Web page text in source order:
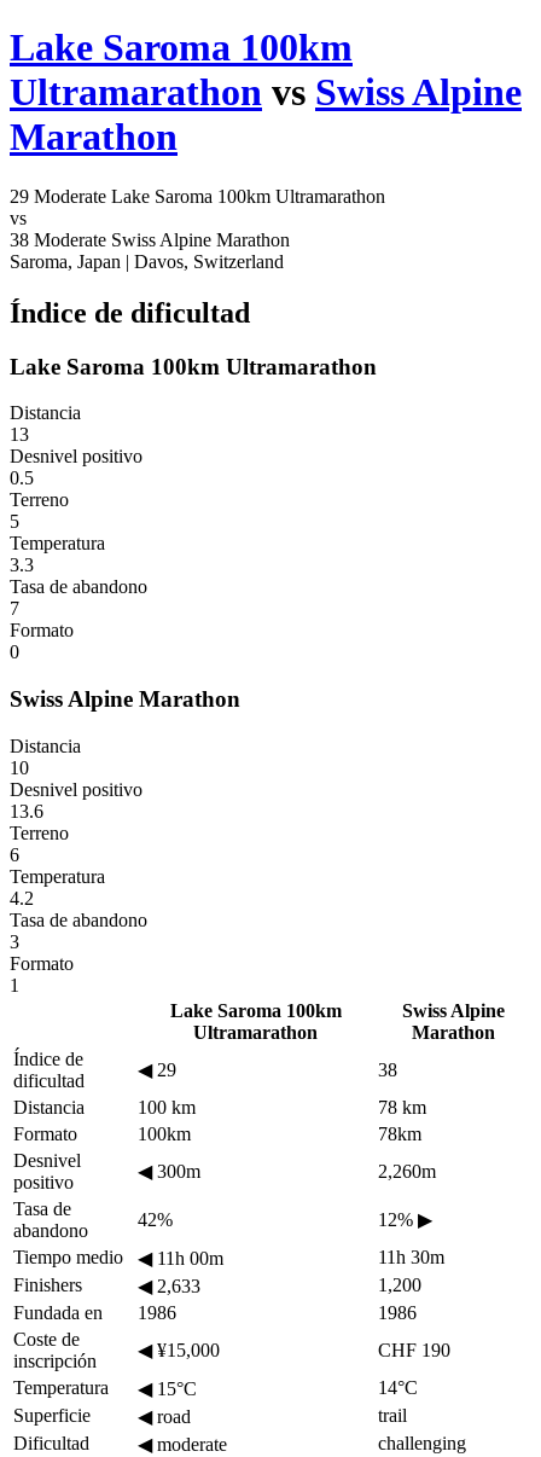
Lake Saroma 100km
Ultramarathon vs Swiss Alpine
Marathon
29 Moderate Lake Saroma 100km Ultramarathon
vs
38 Moderate Swiss Alpine Marathon
Saroma, Japan | Davos, Switzerland
Índice de dificultad
Lake Saroma 100km Ultramarathon
Distancia
13
Desnivel positivo
0.5
Terreno
5
Temperatura
3.3
Tasa de abandono
7
Formato
0
Swiss Alpine Marathon
Distancia
10
Desnivel positivo
13.6
Terreno
6
Temperatura
4.2
Tasa de abandono
3
Formato
1
Lake Saroma 100km
Ultramarathon
Swiss Alpine
Marathon
Índice de
dificultad
◀29
38
Distancia
100 km
78 km
Formato
100km
78km
Desnivel
positivo
◀300m
2,260m
Tasa de
abandono
42% 12% ▶
Tiempo medio
◀11h 00m
11h 30m
Finishers
◀2,633
1,200
Fundada en
1986
1986
Coste de
inscripción
◀¥15,000
CHF 190
Temperatura
◀15°C
14°C
Superficie
◀road
trail
Dificultad
◀moderate
challenging